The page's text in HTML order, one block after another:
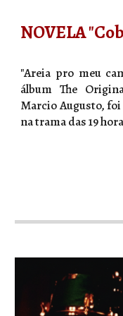
NOVELA
"Areia pro meu
álbum The
Marcio Augusto,
na trama das 19